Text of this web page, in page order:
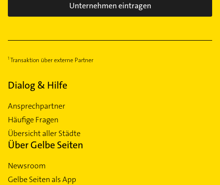
Unternehmen eintragen
Transaktion über externe Partner
Dialog & Hilfe
Ansprechpartner
Häufige Fragen
Übersicht aller Städte
Über Gelbe Seiten
Newsroom
Gelbe Seiten als App